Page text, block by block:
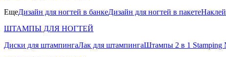
ЕщеДизайн для ногтей в банкеДизайн для ногтей в пакете
ШТАМПЫ ДЛЯ НОГТЕЙ
Диски для штампингаЛак для штампингаШтампы 2 в 1 Stamping